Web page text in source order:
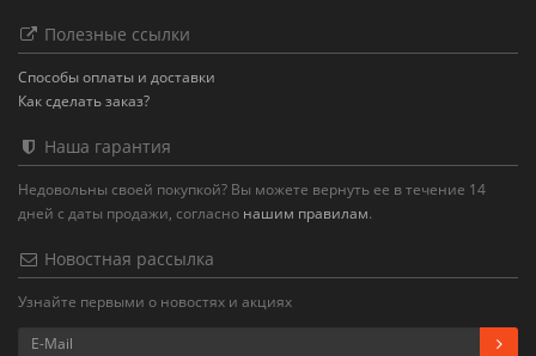
Полезные ссылки
Способы оплаты и доставки
Как сделать заказ?
Наша гарантия
Недовольны своей покупкой? Вы можете вернуть ее в течение 14
дней с даты продажи, согласно нашим правилам.
Новостная рассылка
Узнайте первыми о новостях и акциях